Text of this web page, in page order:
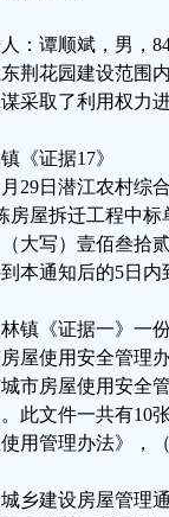
：谭顺斌，男，
荆花园建设范围
采取了利用权力
《证据17》
月29日潜江农村综
房屋拆迁工程中标
大写）壹佰叁拾
本通知后的5日内
镇《证据一》一
屋使用安全管理
城市房屋使用安全
。此文件一共有10
用管理办法》，
乡建设房屋管理